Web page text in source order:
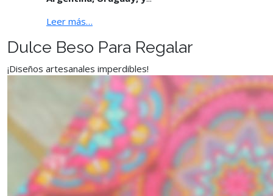
Leer más…
Dulce Beso Para Regalar
¡Diseños artesanales imperdibles!